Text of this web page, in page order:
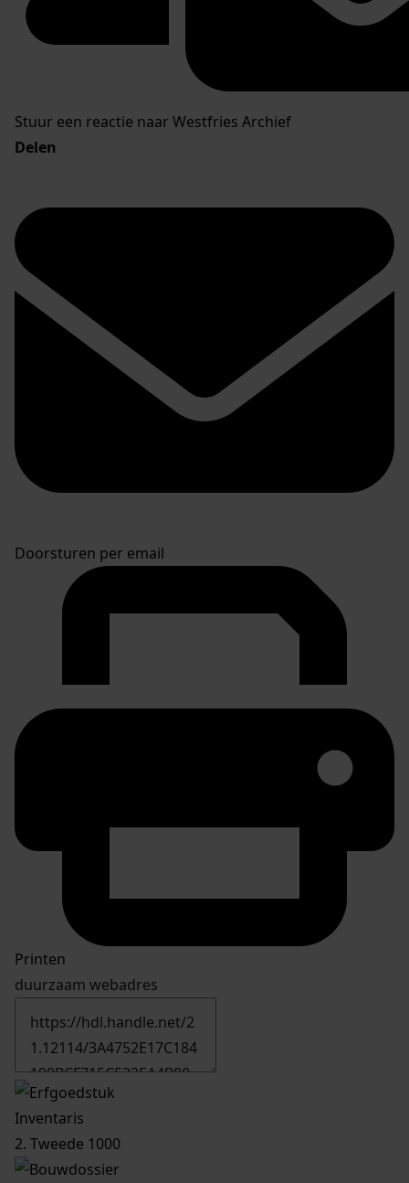
Stuur een reactie naar Westfries Archief
Delen
Doorsturen per email
Printen
duurzaam webadres
Inventaris
2. Tweede 1000